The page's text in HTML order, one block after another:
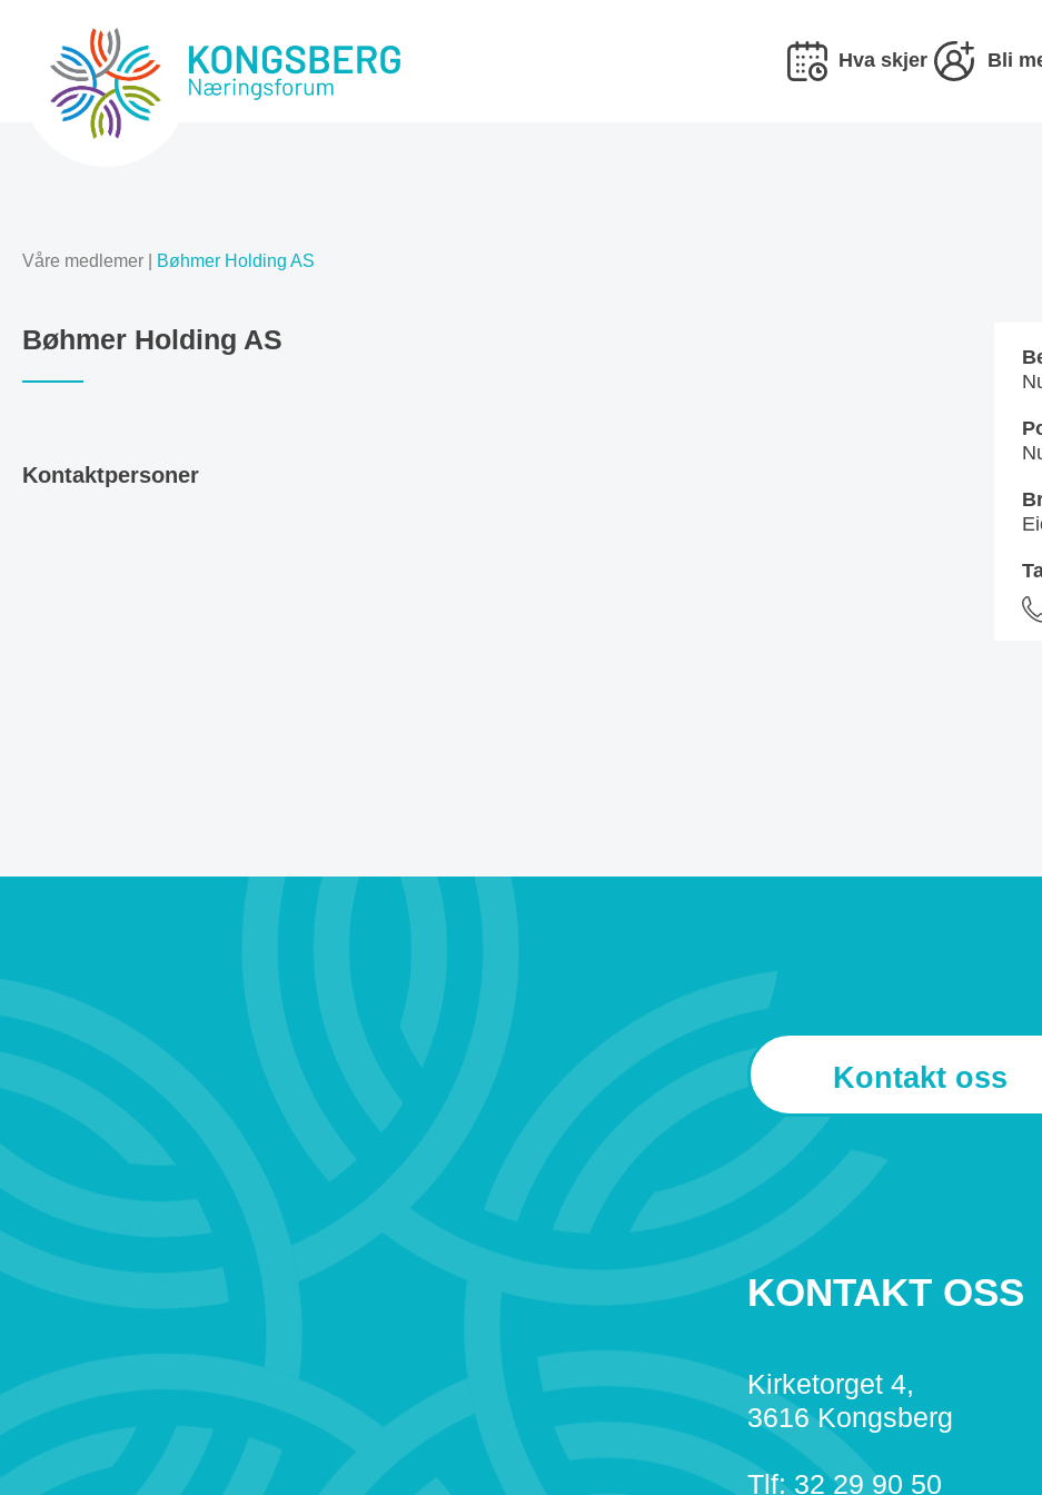
Hva skjer Bli
Våre medlemer Bøhmer Holding AS
Bøhmer Holding AS
Kontaktpersoner
Kontakt oss
KONTAKT OSS
Kirketorget 4,
3616 Kongsberg
Tlf: 32 29 90 50